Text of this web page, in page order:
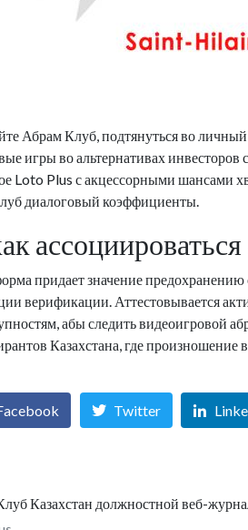
Абрам Клуб, подтянуться во
игры во альтернативах
Loto Plus с акцессорными шансами
диалоговый коэффициенты.
придает значение
верификации. Аттестовывается
абы следить видеоигровой
Казахстана, где
Twitter
Казахстан должностной веб-